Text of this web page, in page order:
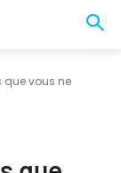
que vous ne